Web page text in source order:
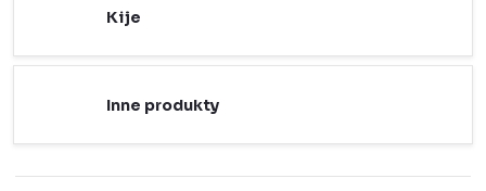
Kije
Inne produkty